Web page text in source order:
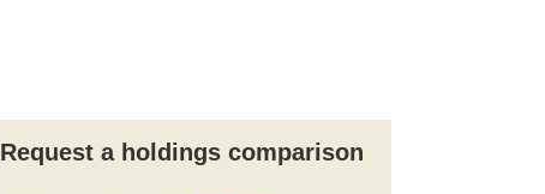
Request a holdings comparison